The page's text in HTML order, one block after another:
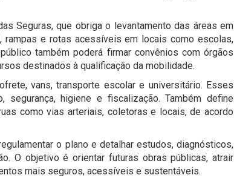
Seguras, que obriga o levantamento das áreas em
e rotas acessíveis em locais como escolas,
também poderá firmar convênios com órgãos
destinados à qualificação da mobilidade.
vans, transporte escolar e universitário. Esses
higiene e fiscalização. Também define
como vias arteriais, coletoras e locais, de acordo
o plano e detalhar estudos, diagnósticos,
O objetivo é orientar futuras obras públicas, atrair
mais seguros, acessíveis e sustentáveis.